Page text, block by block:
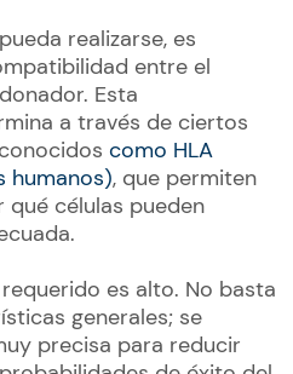
realizarse, es
entre el
Esta
a través de ciertos
como HLA
humanos), que permiten
células pueden
es alto. No basta
generales; se
precisa para reducir